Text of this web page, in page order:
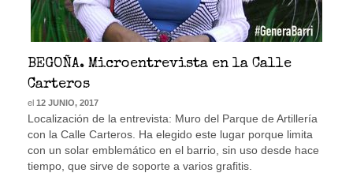
BEGOÑA. Microentrevista en la Calle
Carteros
el 12 JUNIO, 2017
Localización de la entrevista: Muro del Parque de Artillería
con la Calle Carteros. Ha elegido este lugar porque limita
con un solar emblemático en el barrio, sin uso desde hace
tiempo, que sirve de soporte a varios grafitis.